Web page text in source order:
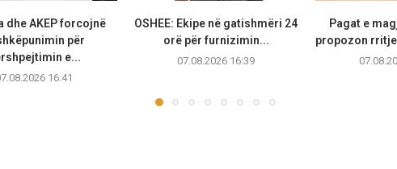
dhe AKEP forcojnë
për
e...
16:41
OSHEE: Ekipe në gatishmëri 24
orë për furnizimin...
07.08.2026 16:39
Pagat e
propozon